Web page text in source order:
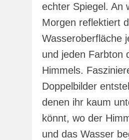
echter Spiegel. An
Morgen reflektiert
Wasseroberfläche
und jeden Farbton
Himmels.
Doppelbilder
denen ihr kaum
könnt, wo der
und das Wasser